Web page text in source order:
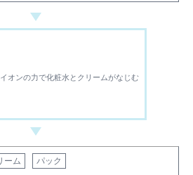
イオンの力で化粧水とクリームがなじむ
ーム パック